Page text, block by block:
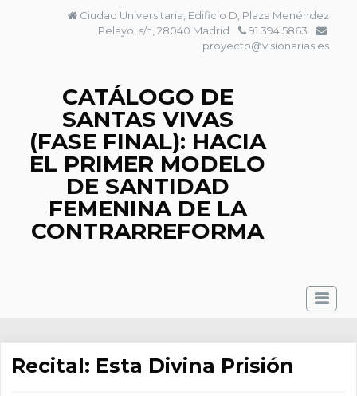
Ciudad Universitaria, Edificio D, Plaza Menéndez
Pelayo, s/n, 28040 Madrid
91 394 5863
proyecto@visionarias.es
CATÁLOGO DE
SANTAS VIVAS
(FASE FINAL): HACIA
EL PRIMER MODELO
DE SANTIDAD
FEMENINA DE LA
CONTRARREFORMA
Recital: Esta Divina Prisión